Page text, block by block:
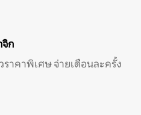
จิก
าคาพิเศษ จ่ายเดือนละครั้ง